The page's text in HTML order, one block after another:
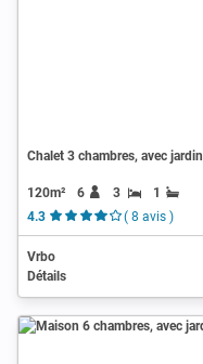
Chalet 3 chambres, avec jardin
120m² 6 3
1
4.3
( 8 avis )
Vrbo
Détails